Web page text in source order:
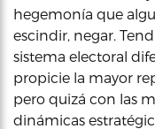
hegemonía que
escindir, negar.
sistema electoral
propicie la mayor
pero quizá con las
dinámicas